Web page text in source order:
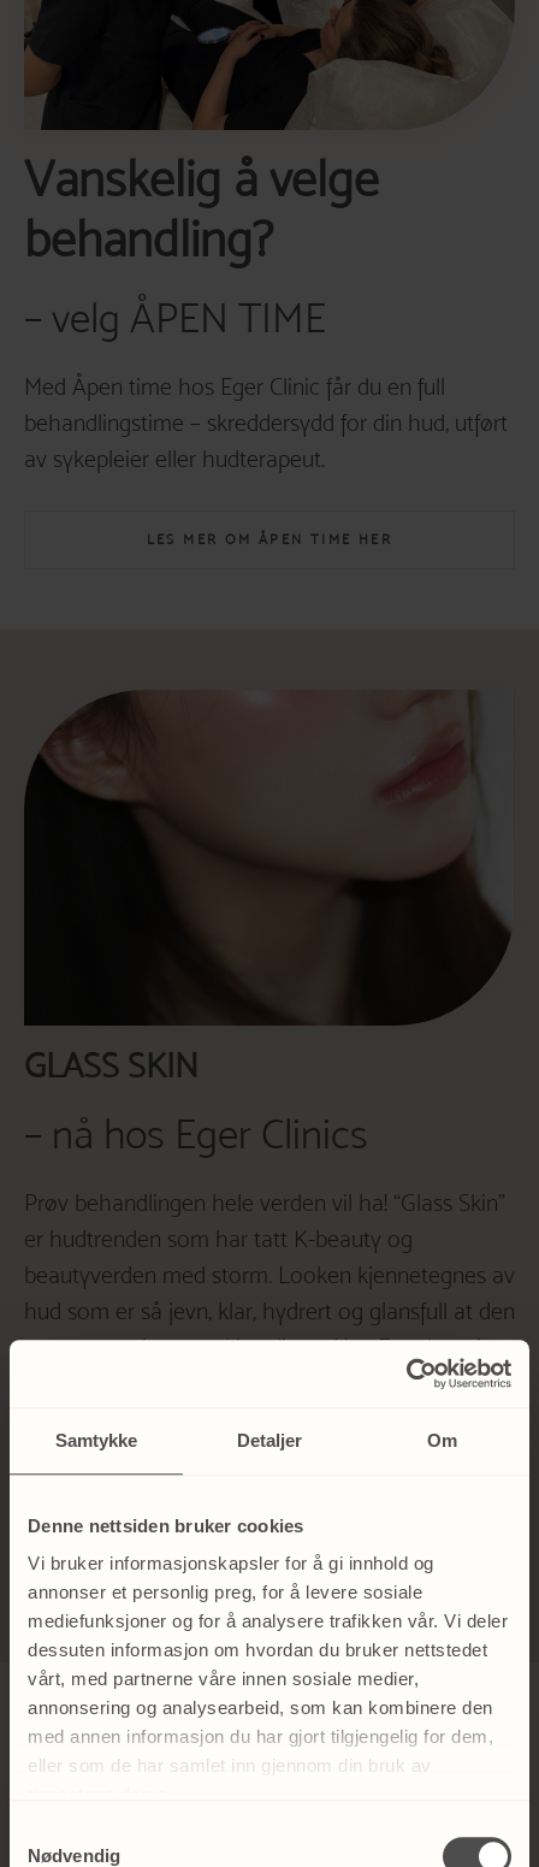
Samtykke Detaljer Om
Denne nettsiden bruker cookies
Vi bruker informasjonskapsler for å gi innhold og
annonser et personlig preg, for å levere sosiale
mediefunksjoner og for å analysere trafikken vår. Vi deler
dessuten informasjon om hvordan du bruker nettstedet
vårt, med partnerne våre innen sosiale medier,
annonsering og analysearbeid, som kan kombinere den
med annen informasjon du har gjort tilgjengelig for dem,
eller som de har samlet inn gjennom din bruk av
Nødvendig
Vanskelig å velge
behandling?
– velg ÅPEN TIME
Med Åpen time hos Eger Clinic får du en full
behandlingstime – skreddersydd for din hud, utført
av sykepleier eller hudterapeut.
LES MER OM ÅPEN TIME HER
GLASS SKIN
– nå hos Eger Clinics
Prøv behandlingen hele verden vil ha! “Glass Skin”
er hudtrenden som har tatt K-beauty og
beautyverden med storm. Looken kjennetegnes av
hud som er så jevn, klar, hydrert og glansfull at den
nesten ser gjennomskinnelig ut. Hos Eger har vi
tatt konseptet ett steg videre og skapt vår egen
glassaktige finishen med en gang, men med et
LES MER OM GLASS SKIN HER